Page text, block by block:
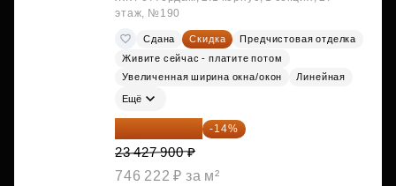
этаж, №190
Сдана Скидка
Предчистовая отделка
Живите сейчас - платите потом
Увеличенная ширина окна/окон
Линейная
Ещё
20 147 994 ₽ -14%
23 427 900 ₽
746 222 ₽ за м²